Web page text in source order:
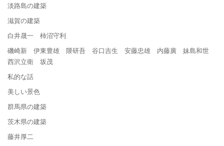
淡路島の建築
滋賀の建築
白井晟一 柿沼守利
磯崎新 伊東豊雄 隈研吾 谷口吉生 安藤忠雄 内藤廣 妹島和世
西沢立衛 坂茂
私的な話
美しい景色
群馬県の建築
茨木県の建築
藤井厚二